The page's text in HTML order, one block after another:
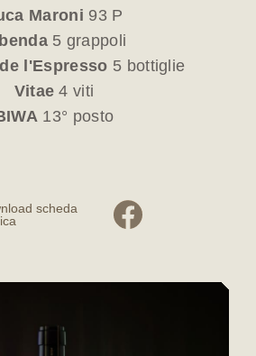
Maroni 93 P
5 grappoli
l'Espresso 5 bottiglie
Vitae 4 viti
13° posto
scheda